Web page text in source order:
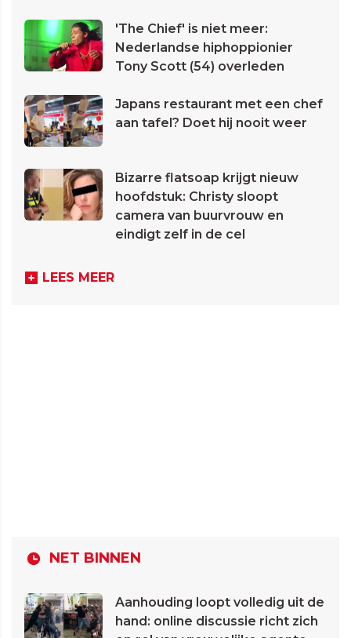
'The Chief' is niet meer:
Nederlandse hiphoppionier
Tony Scott (54) overleden
Japans restaurant met een chef
aan tafel? Doet hij nooit weer
Bizarre flatsoap krijgt nieuw
hoofdstuk: Christy sloopt
camera van buurvrouw en
eindigt zelf in de cel
LEES MEER
NET BINNEN
Aanhouding loopt volledig uit de
hand: online discussie richt zich